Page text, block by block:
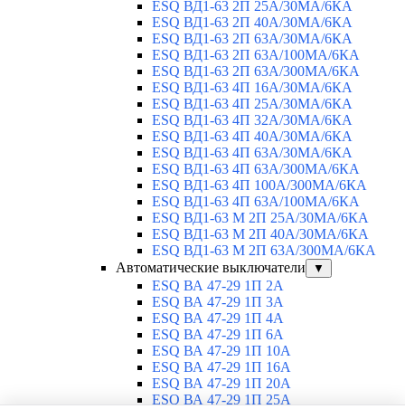
ESQ ВД1-63 2П 25А/30МА/6КА
ESQ ВД1-63 2П 40А/30МА/6КА
ESQ ВД1-63 2П 63А/30МА/6КА
ESQ ВД1-63 2П 63А/100МА/6КА
ESQ ВД1-63 2П 63А/300МА/6КА
ESQ ВД1-63 4П 16А/30МА/6КА
ESQ ВД1-63 4П 25А/30МА/6КА
ESQ ВД1-63 4П 32А/30МА/6КА
ESQ ВД1-63 4П 40А/30МА/6КА
ESQ ВД1-63 4П 63А/30МА/6КА
ESQ ВД1-63 4П 63А/300МА/6КА
ESQ ВД1-63 4П 100А/300МА/6КА
ESQ ВД1-63 4П 63А/100MA/6КА
ESQ ВД1-63 M 2П 25А/30МА/6КА
ESQ ВД1-63 M 2П 40А/30МА/6КА
ESQ ВД1-63 M 2П 63А/300МА/6КА
Автоматические выключатели
▼
ESQ ВА 47-29 1П 2А
ESQ ВА 47-29 1П 3А
ESQ ВА 47-29 1П 4А
ESQ ВА 47-29 1П 6А
ESQ ВА 47-29 1П 10А
ESQ ВА 47-29 1П 16А
ESQ ВА 47-29 1П 20А
ESQ ВА 47-29 1П 25А